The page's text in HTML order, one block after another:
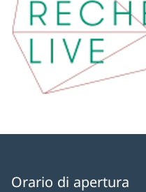
Orario di apertura